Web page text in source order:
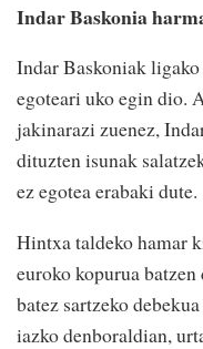
Indar Baskonia
Indar Baskoniak
egoteari uko egin dio.
jakinarazi zuenez,
dituzten isunak
ez egotea erabaki dute.
Hintxa taldeko hamar
euroko kopurua
batez sartzeko
iazko denboraldian,